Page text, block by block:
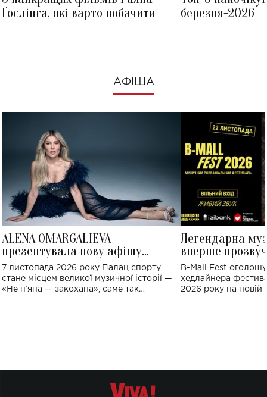
Ґослінга, які варто побачити
березня-2026
АФІША
ALENA OMARGALIEVA
презентувала нову афішу
великого концерту в Палаці
спорту
7 листопада 2026 року Палац спорту
стане місцем великої музичної історії —
«Не пʼяна — закохана», саме так
Легендарна
вперше
Україні: де
B-Mall Fest
хедлайнера
2026 року на новій